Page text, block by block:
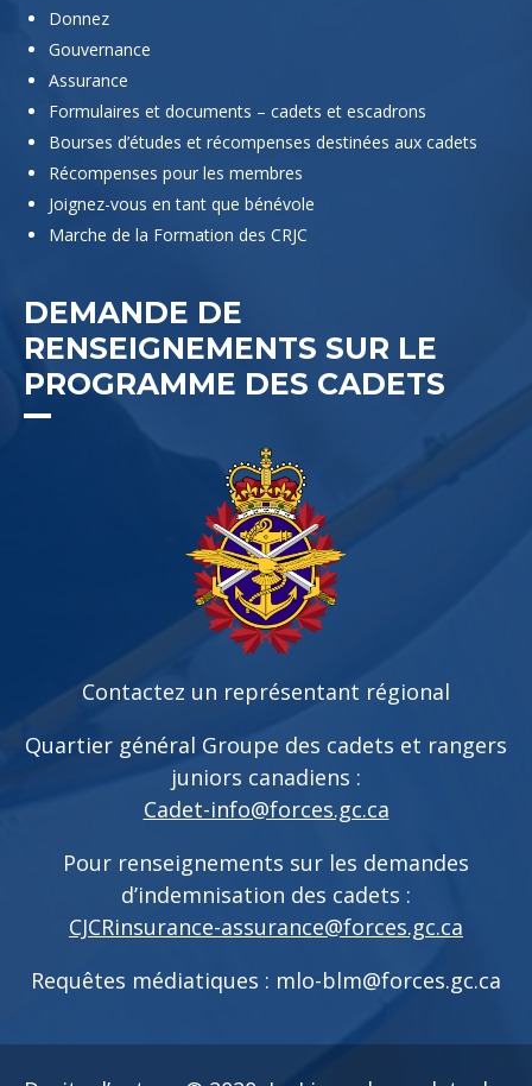
Donnez
Gouvernance
Assurance
Formulaires et documents – cadets et escadrons
Bourses d’études et récompenses destinées aux cadets
Récompenses pour les membres
Joignez-vous en tant que bénévole
Marche de la Formation des CRJC
DEMANDE DE
RENSEIGNEMENTS SUR LE
PROGRAMME DES CADETS
Contactez un représentant régional
Quartier général Groupe des cadets et rangers
juniors canadiens :
Cadet-info@forces.gc.ca
Pour renseignements sur les demandes
d’indemnisation des cadets :
CJCRinsurance-assurance@forces.gc.ca
Requêtes médiatiques : mlo-blm@forces.gc.ca